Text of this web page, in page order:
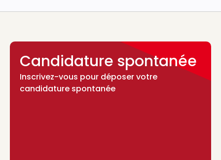
Candidature spontanée
Inscrivez-vous pour déposer votre
candidature spontanée